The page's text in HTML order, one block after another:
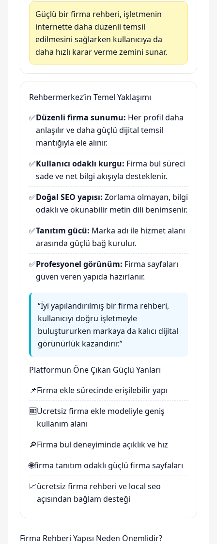
Güçlü bir firma rehberi, işletmenin
internette daha düzenli temsil
edilmesini sağlarken kullanıcıya da
daha hızlı karar verme zemini sunar.
Rehbermerkez’in Temel Yaklaşımı
✅Düzenli firma sunumu: Her profil daha
anlaşılır ve daha güçlü dijital temsil
mantığıyla ele alınır.
✅Kullanıcı odaklı kurgu: Firma bul süreci
sade ve net bilgi akışıyla desteklenir.
✅Doğal SEO yapısı: Zorlama olmayan, bilgi
odaklı ve okunabilir metin dili benimsenir.
✅Tanıtım gücü: Marka adı ile hizmet alanı
arasında güçlü bağ kurulur.
✅Profesyonel görünüm: Firma sayfaları
güven veren yapıda hazırlanır.
“İyi yapılandırılmış bir firma rehberi,
kullanıcıyı doğru işletmeyle
buluştururken markaya da kalıcı dijital
görünürlük kazandırır.”
Platformun Öne Çıkan Güçlü Yanları
📌Firma ekle sürecinde erişilebilir yapı
🆓Ücretsiz firma ekle modeliyle geniş
kullanım alanı
🔎Firma bul deneyiminde açıklık ve hız
🌐firma tanıtım odaklı güçlü firma sayfaları
📈ücretsiz firma rehberi ve local seo
açısından bağlam desteği
Firma Rehberi Yapısı Neden Önemlidir?